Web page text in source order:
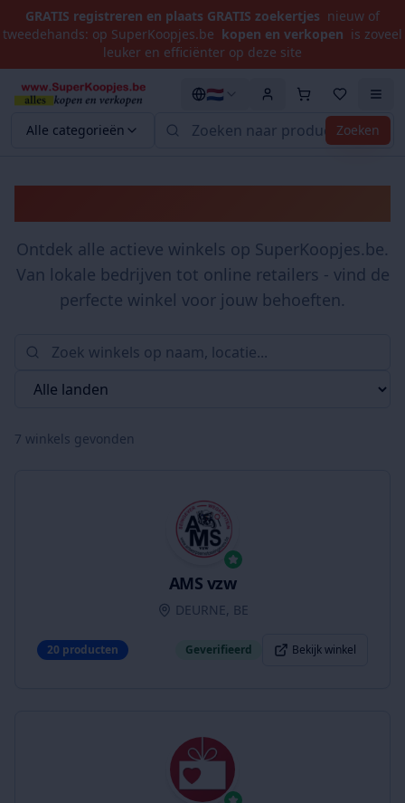
GRATIS registreren en plaats GRATIS zoekertjes nieuw of
tweedehands: op SuperKoopjes.be kopen en verkopen is zoveel
leuker en efficiënter op deze site
Alle categorieën Zoeken
🇳🇱
Ontdek alle actieve winkels op SuperKoopjes.be.
Van lokale bedrijven tot online retailers - vind de
perfecte winkel voor jouw behoeften.
7 winkels gevonden
AMS vzw
DEURNE, BE
20 producten Geverifieerd Bekijk winkel